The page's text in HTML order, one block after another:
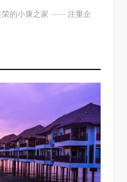
荣的小康之家 —— 注重企